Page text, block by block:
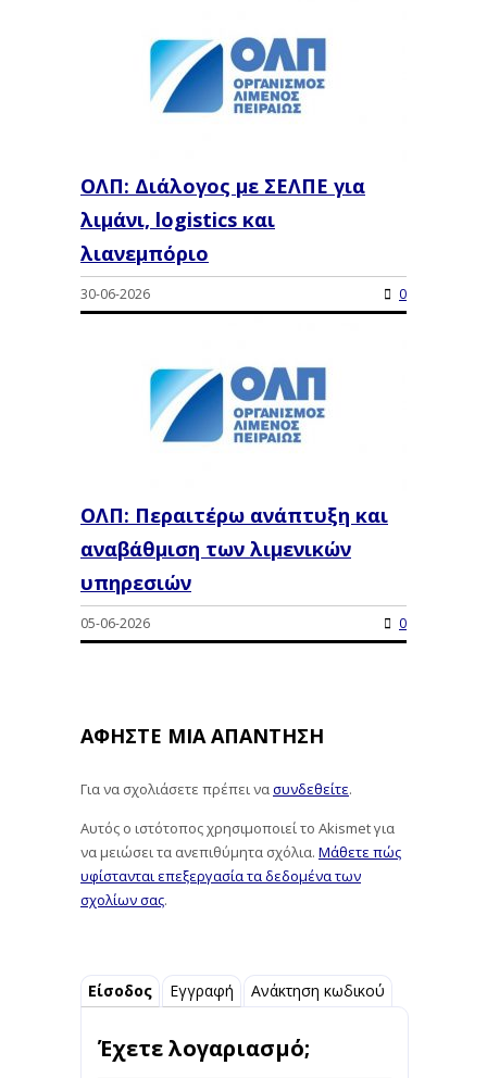
ΟΛΠ: Διάλογος με ΣΕΛΠΕ για
λιμάνι, logistics και
λιανεμπόριο
30-06-2026 0
ΟΛΠ: Περαιτέρω ανάπτυξη και
αναβάθμιση των λιμενικών
υπηρεσιών
05-06-2026 0
ΑΦΉΣΤΕ ΜΙΑ ΑΠΆΝΤΗΣΗ
Για να σχολιάσετε πρέπει νασυνδεθείτε.
Αυτός ο ιστότοπος χρησιμοποιεί το Akismet για
να μειώσει τα ανεπιθύμητα σχόλια. Μάθετε πώς
υφίστανται επεξεργασία τα δεδομένα των
σχολίων σας.
Είσοδος Εγγραφή Ανάκτηση κωδικού
Έχετε λογαριασμό;